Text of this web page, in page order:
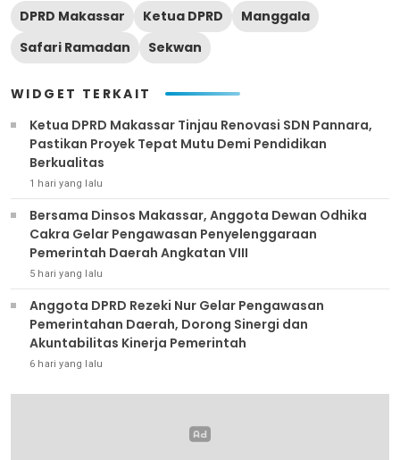
DPRD Makassar Ketua DPRD
Manggala
Safari Ramadan
Sekwan
WIDGET TERKAIT
Ketua DPRD Makassar Tinjau Renovasi SDN Pannara,
Pastikan Proyek Tepat Mutu Demi Pendidikan
Berkualitas
1 hari yang lalu
Bersama Dinsos Makassar, Anggota Dewan Odhika
Cakra Gelar Pengawasan Penyelenggaraan
Pemerintah Daerah Angkatan VIII
5 hari yang lalu
Anggota DPRD Rezeki Nur Gelar Pengawasan
Pemerintahan Daerah, Dorong Sinergi dan
Akuntabilitas Kinerja Pemerintah
6 hari yang lalu